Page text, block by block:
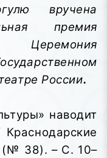
вручена
премия
России.
наводит
(№ 38). – С. 10–